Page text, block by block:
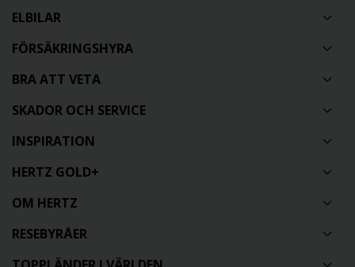
ELBILAR
FÖRSÄKRINGSHYRA
BRA ATT VETA
SKADOR OCH SERVICE
INSPIRATION
HERTZ GOLD+
OM HERTZ
RESEBYRÅER